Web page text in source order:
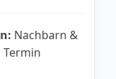
Nachbarn &